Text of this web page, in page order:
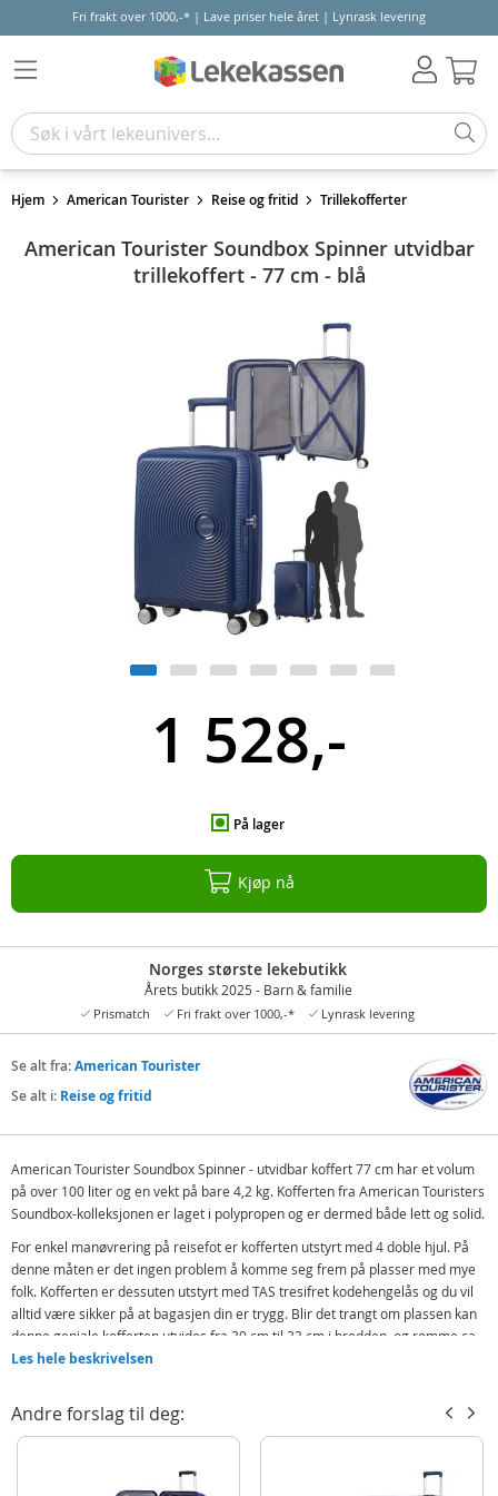
Fri frakt over 1000,-* | Lave priser hele året | Lynrask levering
Hjem American Tourister Reise og fritid Trillekofferter
American Tourister Soundbox Spinner utvidbar
trillekoffert - 77 cm - blå
1 528,-
På lager
Kjøp nå
Norges største lekebutikk
Årets butikk 2025 - Barn & familie
Prismatch Fri frakt over 1000,-* Lynrask levering
Se alt fra:American Tourister
Se alt i: Reise og fritid
American Tourister Soundbox Spinner - utvidbar koffert 77 cm har et volum
på over 100 liter og en vekt på bare 4,2 kg. Kofferten fra American Touristers
Soundbox-kolleksjonen er laget i polypropen og er dermed både lett og solid.
For enkel manøvrering på reisefot er kofferten utstyrt med 4 doble hjul. På
denne måten er det ingen problem å komme seg frem på plasser med mye
folk. Kofferten er dessuten utstyrt med TAS tresifret kodehengelås og du vil
alltid være sikker på at bagasjen din er trygg. Blir det trangt om plassen kan
denne geniale kofferten utvides fra 30 cm til 33 cm i bredden, og romme ca
10 liter ekstra bagasje.
Håndbagasje: Nei
Les hele beskrivelsen
Andre forslag til deg: